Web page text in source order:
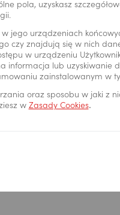
pola, uzyskasz
jego urządzeniach
czy znajdują się w nich
w urządzeniu
informacja lub uzyskiwanie
zainstalowanym w
oraz sposobu w jaki z
w Zasady Cookies.